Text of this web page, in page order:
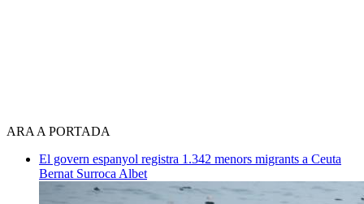
ARA A PORTADA
El govern espanyol registra 1.342 menors migrants a Ceuta
Bernat Surroca Albet